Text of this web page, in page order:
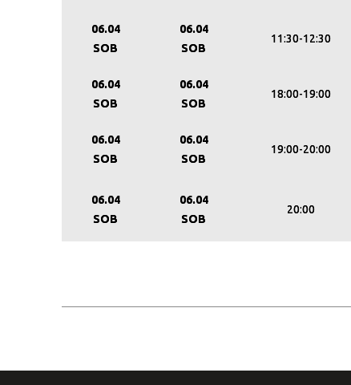
06.04
SOB
06.04
SOB
11:30-12:30
06.04
SOB
06.04
SOB
18:00-19:00
06.04
SOB
06.04
SOB
19:00-20:00
06.04
SOB
06.04
SOB
20:00